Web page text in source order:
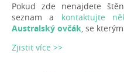
Pokud zde nenajdete
seznam a kontaktujte
Australský ovčák, se
Zjistit více >>